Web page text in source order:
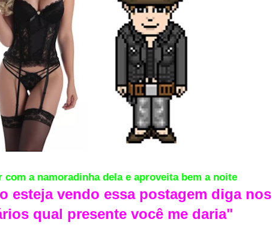
com a namoradinha dela e aproveita bem a noite
esteja vendo essa postagem diga nos
qual presente você me daria"